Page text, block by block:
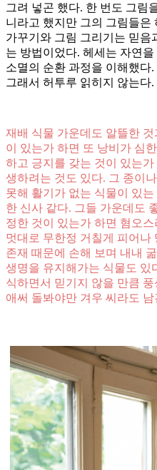
그려 넣곤 했다. 한 번도 그림
니라고 했지만 그의 그림들은
가꾸기와 그림 그리기는 믿음
는 방법이었다. 헤세는 자연
소멸의 순환 과정을 이해했다
그래서 허투루 읽히지 않는다.
재배 식물 가운데도 알뜰한
이 있는가 하면 또 낭비가 심
하고 긍지를 갖는 것이 있는가
생하려는 것도 있다. 그 종이
못해 활기가 없는 식물이 있
한 신사 같다. 그들 가운데도
정한 것이 있는가 하면 혐오
멋대로 무한정 거칠게 피어나
존재 때문에 손해 보며 내내
생명을 유지해가는 식물도 있
식하면서 믿기지 않을 만큼
애써 돌봐야만 겨우 씨라도 남